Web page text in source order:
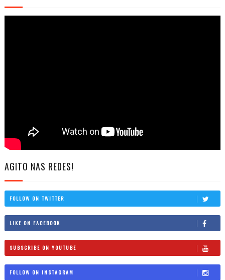
AGITO NAS REDES!
FOLLOW ON TWITTER
LIKE ON FACEBOOK
SUBSCRIBE ON YOUTUBE
FOLLOW ON INSTAGRAM